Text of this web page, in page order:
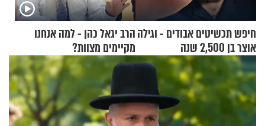
חיפש תכשיטים אבודים - וגילה
אוצר בן 2,500 שנה
הרב יגאל כהן - למה אנחנו
מקיימים מצוות?